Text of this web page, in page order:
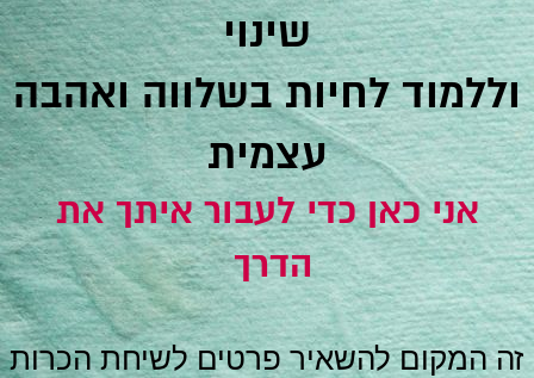
שינוי
וללמוד לחיות בשלווה ואהבה
עצמית
אני כאן כדי לעבור איתך את
הדרך
זה המקום להשאיר פרטים לשיחת הכרות